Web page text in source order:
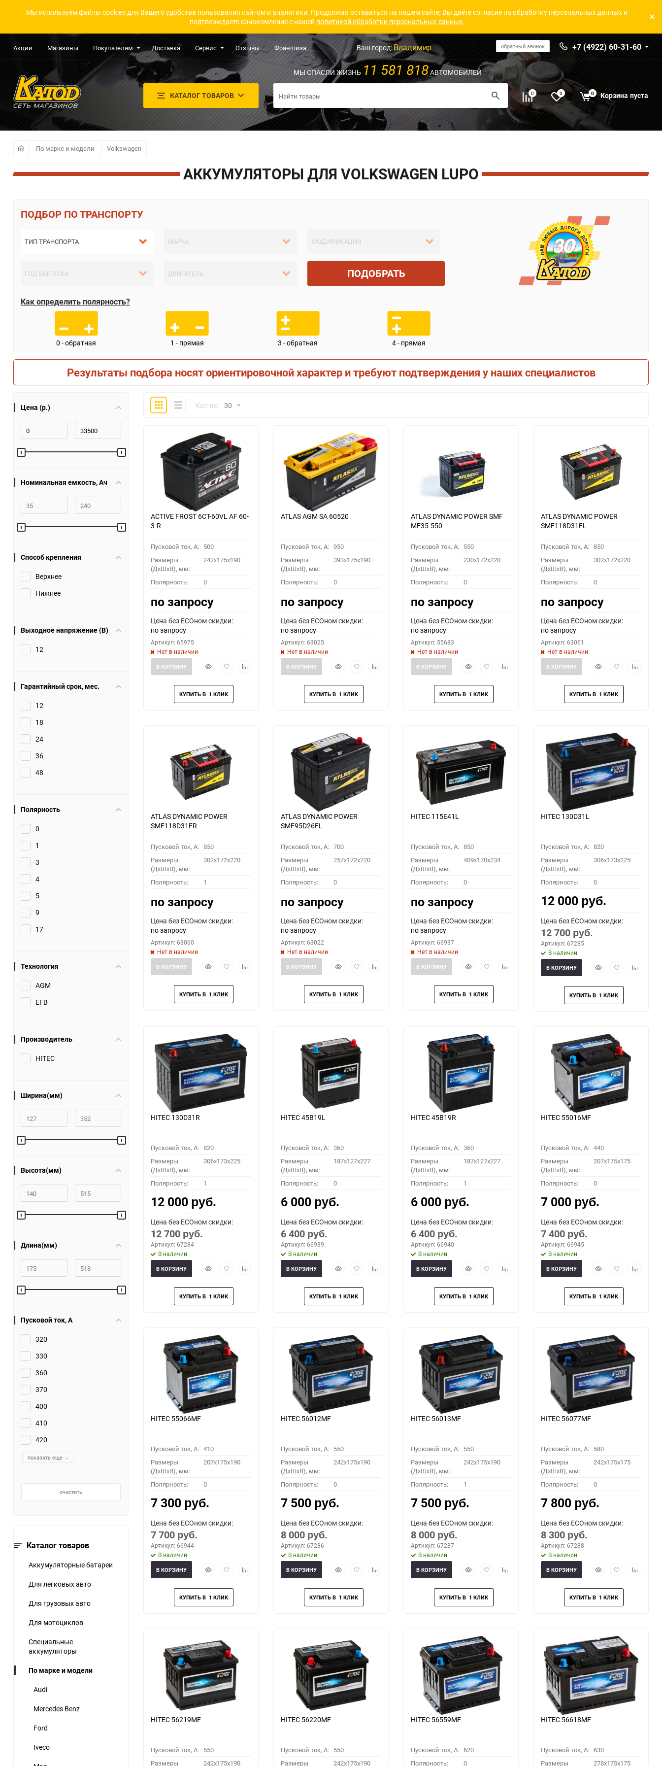
Мы используем файлы cookies для Вашего удобства пользования сайтом и аналитики. Продолжая оставаться на нашем сайте, Вы даёте согласие на обработку персональных данных и
подтверждаете ознакомление с нашей политикой обработки персональных данных.
Акции Магазины Покупателям Доставка Сервис Отзывы Франшиза Ваш город:Владимир обратный звонок +7 (4922) 60-31-60
КАТАЛОГ ТОВАРОВ
МЫ СПАСЛИ ЖИЗНЬ 11 581 818АВТОМОБИЛЕЙ
0 0 0 Корзина пуста
По марке и модели Volkswagen
АККУМУЛЯТОРЫ ДЛЯ VOLKSWAGEN LUPO
ПО ТРАНСПОРТУ
ПОДОБРАТЬ
Как определить полярность?
0 - обратная 1 - прямая 3 - обратная 4 - прямая
Результаты подбора носят ориентировочной характер и требуют подтверждения у наших специалистов
Цена (р.)
Номинальная емкость, Ач
Способ крепления
Верхнее
Нижнее
Выходное напряжение (В)
12
Гарантийный срок, мес.
12
18
24
36
48
Полярность
0
1
3
4
5
9
17
Технология
AGM
EFB
Производитель
HITEC
Ширина(мм)
Высота(мм)
Длина(мм)
Пусковой ток, A
320
330
360
370
400
410
420
показать еще
очистить
Каталог товаров
Аккумуляторные батареи
Для легковых авто
Для грузовых авто
Для мотоциклов
Специальные
аккумуляторы
По марке и модели
Audi
Mercedes Benz
Ford
Iveco
ПлиткаКомпактноКол-во: 30
30
60
90
150
ACTIVE FROST 6СТ-60VL АF 60-
3-R
Пусковой ток, A: 500
Размеры
(ДхШхВ), мм:
242x175x190
Полярность: 0
по запросу
Цена без ECOном скидки:
по запросу
Артикул: 65975
Нет в наличии
БыстрыйДобавить
избранное
Добавить
В КОРЗИНУ
ATLAS AGM SA 60520
Пусковой ток, A: 950
Размеры
(ДхШхВ), мм:
393x175x190
Полярность: 0
по запросу
Цена без ECOном скидки:
по запросу
Артикул: 63025
Нет в наличии
БыстрыйДобавить
избранное
Добавить
В КОРЗИНУ
ATLAS DYNAMIC POWER SMF
MF35-550
Пусковой ток, A: 550
Размеры
(ДхШхВ), мм:
230x172x220
Полярность: 0
по запросу
Цена без ECOном скидки:
по запросу
Артикул: 55683
Нет в наличии
БыстрыйДобавить
избранное
Добавить
В КОРЗИНУ
ATLAS DYNAMIC POWER
SMF118D31FL
Пусковой ток, A: 850
Размеры
(ДхШхВ), мм:
302x172x220
Полярность: 0
по запросу
Цена без ECOном скидки:
по запросу
Артикул: 63061
Нет в наличии
БыстрыйДобавить
избранное
Добавить
В КОРЗИНУ
ATLAS DYNAMIC POWER
SMF118D31FR
Пусковой ток, A: 850
Размеры
(ДхШхВ), мм:
302x172x220
Полярность: 1
по запросу
Цена без ECOном скидки:
по запросу
Артикул: 63060
Нет в наличии
БыстрыйДобавить
избранное
Добавить
В КОРЗИНУ
ATLAS DYNAMIC POWER
SMF95D26FL
Пусковой ток, A: 700
Размеры
(ДхШхВ), мм:
257x172x220
Полярность: 0
по запросу
Цена без ECOном скидки:
по запросу
Артикул: 63022
Нет в наличии
БыстрыйДобавить
избранное
Добавить
В КОРЗИНУ
HITEC 115E41L
Пусковой ток, A: 850
Размеры
(ДхШхВ), мм:
409x170x234
Полярность: 0
по запросу
Цена без ECOном скидки:
по запросу
Артикул: 66937
Нет в наличии
БыстрыйДобавить
избранное
Добавить
В КОРЗИНУ
HITEC 130D31L
Пусковой ток, A: 820
Размеры
(ДхШхВ), мм:
306x173x225
Полярность: 0
12 000 руб.
Цена без ECOном скидки:
12 700 руб.
Артикул: 67285
В наличии
БыстрыйДобавить
избранное
Добавить
В КОРЗИНУ
HITEC 130D31R
Пусковой ток, A: 820
Размеры
(ДхШхВ), мм:
306x173x225
Полярность: 1
12 000 руб.
Цена без ECOном скидки:
12 700 руб.
Артикул: 67284
В наличии
БыстрыйДобавить
избранное
Добавить
В КОРЗИНУ
HITEC 45B19L
Пусковой ток, A: 360
Размеры
(ДхШхВ), мм:
187x127x227
Полярность: 0
6 000 руб.
Цена без ECOном скидки:
6 400 руб.
Артикул: 66939
В наличии
БыстрыйДобавить
избранное
Добавить
В КОРЗИНУ
HITEC 45B19R
Пусковой ток, A: 360
Размеры
(ДхШхВ), мм:
187x127x227
Полярность: 1
6 000 руб.
Цена без ECOном скидки:
6 400 руб.
Артикул: 66940
В наличии
БыстрыйДобавить
избранное
Добавить
В КОРЗИНУ
HITEC 55016MF
Пусковой ток, A: 440
Размеры
(ДхШхВ), мм:
207x175x175
Полярность: 0
7 000 руб.
Цена без ECOном скидки:
7 400 руб.
Артикул: 66945
В наличии
БыстрыйДобавить
избранное
Добавить
В КОРЗИНУ
HITEC 55066MF
Пусковой ток, A: 410
Размеры
(ДхШхВ), мм:
207x175x190
Полярность: 0
7 300 руб.
Цена без ECOном скидки:
7 700 руб.
Артикул: 66944
В наличии
БыстрыйДобавить
избранное
Добавить
В КОРЗИНУ
HITEC 56012MF
Пусковой ток, A: 550
Размеры
(ДхШхВ), мм:
242x175x190
Полярность: 0
7 500 руб.
Цена без ECOном скидки:
8 000 руб.
Артикул: 67286
В наличии
БыстрыйДобавить
избранное
Добавить
В КОРЗИНУ
HITEC 56013MF
Пусковой ток, A: 550
Размеры
(ДхШхВ), мм:
242x175x190
Полярность: 1
7 500 руб.
Цена без ECOном скидки:
8 000 руб.
Артикул: 67287
В наличии
БыстрыйДобавить
избранное
Добавить
В КОРЗИНУ
HITEC 56077MF
Пусковой ток, A: 580
Размеры
(ДхШхВ), мм:
242x175x175
Полярность: 0
7 800 руб.
Цена без ECOном скидки:
8 300 руб.
Артикул: 67288
В наличии
БыстрыйДобавить
избранное
Добавить
В КОРЗИНУ
HITEC 56219MF
Пусковой ток, A: 550
Размеры
242x175x190
HITEC 56220MF
Пусковой ток, A: 550
Размеры
242x175x190
HITEC 56559MF
Пусковой ток, A: 620
Полярность:
0
HITEC 56618MF
Пусковой ток, A: 630
Размеры
278x175x175